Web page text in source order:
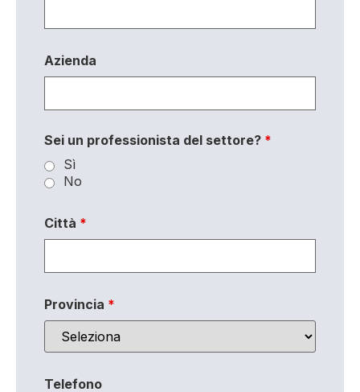
Azienda
Sei un professionista del settore? *
Sì
No
Città *
Provincia *
Telefono